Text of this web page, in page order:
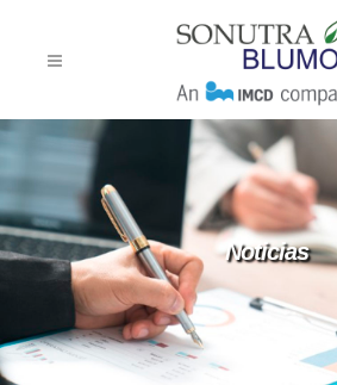
Noticias